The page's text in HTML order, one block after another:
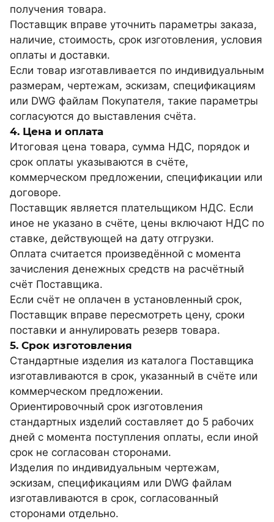
получения товара.
Поставщик вправе уточнить параметры заказа,
наличие, стоимость, срок изготовления, условия
оплаты и доставки.
Если товар изготавливается по индивидуальным
размерам, чертежам, эскизам, спецификациям
или DWG файлам Покупателя, такие параметры
согласуются до выставления счёта.
4. Цена и оплата
Итоговая цена товара, сумма НДС, порядок и
срок оплаты указываются в счёте,
коммерческом предложении, спецификации или
договоре.
Поставщик является плательщиком НДС. Если
иное не указано в счёте, цены включают НДС по
ставке, действующей на дату отгрузки.
Оплата считается произведённой с момента
зачисления денежных средств на расчётный
счёт Поставщика.
Если счёт не оплачен в установленный срок,
Поставщик вправе пересмотреть цену, сроки
поставки и аннулировать резерв товара.
5. Срок изготовления
Стандартные изделия из каталога Поставщика
изготавливаются в срок, указанный в счёте или
коммерческом предложении.
Ориентировочный срок изготовления
стандартных изделий составляет до 5 рабочих
дней с момента поступления оплаты, если иной
срок не согласован сторонами.
Изделия по индивидуальным чертежам,
эскизам, спецификациям или DWG файлам
изготавливаются в срок, согласованный
сторонами отдельно.